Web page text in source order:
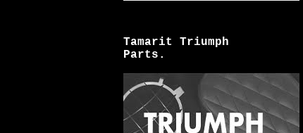
Tamarit Triumph
Parts.